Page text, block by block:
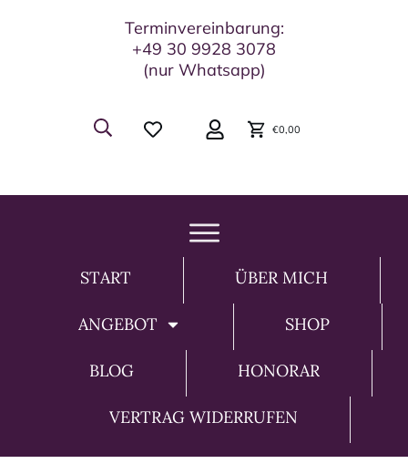
Terminvereinbarung:
+49 30 9928 3078
(nur Whatsapp)
€0,00
START ÜBER MICH
ANGEBOT SHOP
BLOG HONORAR
VERTRAG WIDERRUFEN